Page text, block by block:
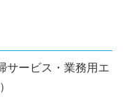
サービス・業務用エ